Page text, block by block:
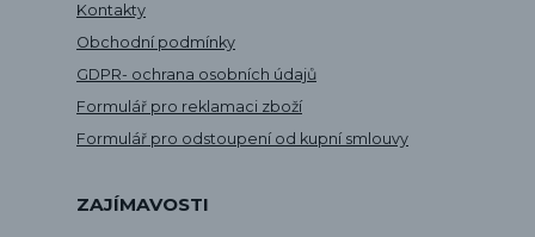
Kontakty
Obchodní podmínky
GDPR- ochrana osobních údajů
Formulář pro reklamaci zboží
Formulář pro odstoupení od kupní smlouvy
ZAJÍMAVOSTI